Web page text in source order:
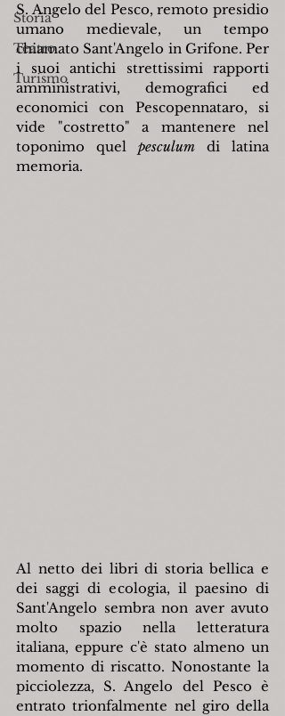
Storia
Teatro
Turismo
S. Angelo del Pesco, remoto presidio
umano medievale, un tempo
chiamato Sant'Angelo in Grifone. Per
i suoi antichi strettissimi rapporti
amministrativi, demografici ed
economici con Pescopennataro, si
vide "costretto" a mantenere nel
toponimo quel pesculum di latina
memoria.
Al netto dei libri di storia bellica e
dei saggi di ecologia, il paesino di
Sant'Angelo sembra non aver avuto
molto spazio nella letteratura
italiana, eppure c'è stato almeno un
momento di riscatto. Nonostante la
picciolezza, S. Angelo del Pesco è
entrato trionfalmente nel giro della